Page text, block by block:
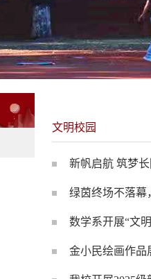
文明校园
新帆启航 筑梦
绿茵终场不落
数学系开展“文
金小民绘画作品